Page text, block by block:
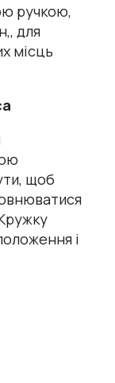
ручкою,
для
місць
щоб
і